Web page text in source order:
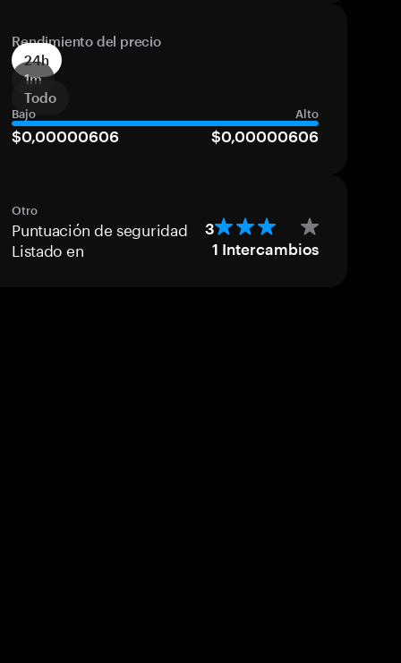
Rendimiento del precio
24h
1m
Todo
Bajo Alto
$0,00000606 $0,00000606
Otro
Puntuación de seguridad 3
Listado en 1 Intercambios